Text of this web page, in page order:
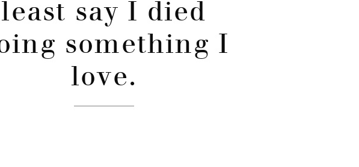
least say I died
something I
love.